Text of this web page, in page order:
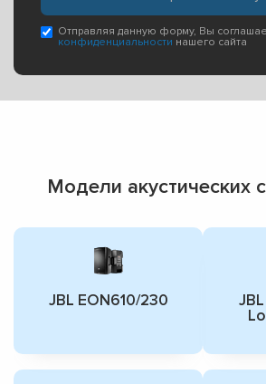
Отправляя данную форму, Вы
конфиденциальности нашего сайта
Модели акустических
JBL EON610/230